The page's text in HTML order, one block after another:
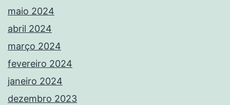
maio 2024
abril 2024
março 2024
fevereiro 2024
janeiro 2024
dezembro 2023